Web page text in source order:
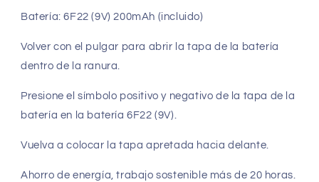
Batería: 6F22 (9V) 200mAh (incluido)
Volver con el pulgar para abrir la tapa de la batería
dentro de la ranura.
Presione el símbolo positivo y negativo de la tapa de la
batería en la batería 6F22 (9V).
Vuelva a colocar la tapa apretada hacia delante.
Ahorro de energía, trabajo sostenible más de 20 horas.